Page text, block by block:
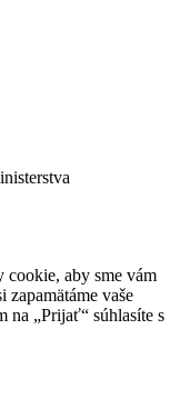
cookie, aby sme vám
vaše
na „Prijať“ súhlasíte s